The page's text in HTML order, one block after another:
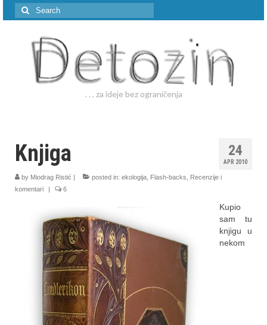
Search
for:
. . . za ideje bez ograničenja
24
APR 2010
Knjiga
by Miodrag Ristić | posted in: ekologija Flash-backs
Recenzije i
komentari
| 6
Kupio
sam tu
knjigu u
nekom